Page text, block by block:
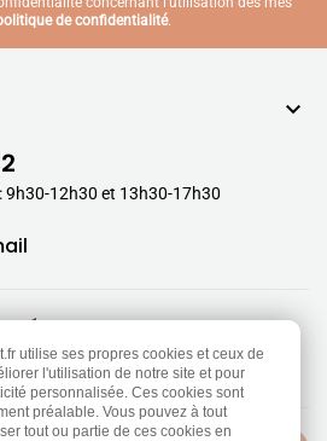
de confidentialité.

9h30-12h30 et 13h30-17h30
utilise ses propres cookies et ceux de
l'utilisation de notre site et pour
personnalisée. Ces cookies sont
préalable. Vous pouvez à tout
tout ou partie de ces cookies en